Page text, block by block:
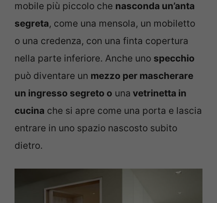
mobile più piccolo che nasconda un’anta
segreta, come una mensola, un mobiletto
o una credenza, con una finta copertura
nella parte inferiore. Anche uno specchio
può diventare un mezzo per mascherare
un ingresso segreto o una vetrinetta in
cucina che si apre come una porta e lascia
entrare in uno spazio nascosto subito
dietro.